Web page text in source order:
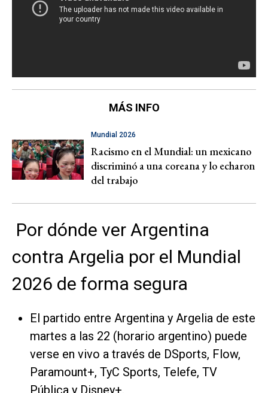
MÁS INFO
Mundial 2026
Racismo en el Mundial: un mexicano
discriminó a una coreana y lo echaron
del trabajo
Por dónde ver Argentina
contra Argelia por el Mundial
2026 de forma segura
El partido entre Argentina y Argelia de este
martes a las 22 (horario argentino) puede
verse en vivo a través de DSports, Flow,
Paramount+, TyC Sports, Telefe, TV
Pública y Disney+.